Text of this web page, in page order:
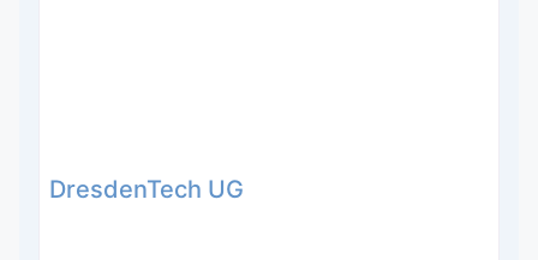
DresdenTech UG